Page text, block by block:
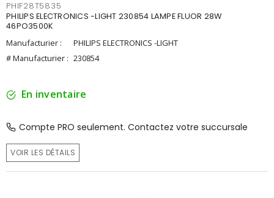
PHIF28T5835
PHILIPS ELECTRONICS -LIGHT 230854 LAMPE FLUOR 28W
46PO3500K
Manufacturier :
PHILIPS ELECTRONICS -LIGHT
# Manufacturier : 230854
En inventaire
Compte PRO seulement. Contactez votre succursale
VOIR LES DÉTAILS